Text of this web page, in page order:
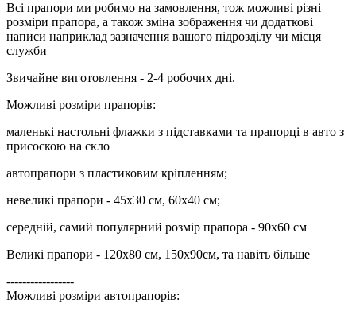
Всі прапори ми робимо на замовлення, тож можливі різні
розміри прапора, а також зміна зображення чи додаткові
написи наприклад зазначення вашого підрозділу чи місця
служби
Звичайне виготовлення - 2-4 робочих дні.
Можливі розміри прапорів:
маленькі настольні флажки з підставками та прапорці в авто з
присоскою на скло
автопрапори з пластиковим кріпленням;
невеликі прапори - 45х30 см, 60х40 см;
середній, самий популярний розмір прапора - 90х60 см
Великі прапори - 120х80 см, 150х90см, та навіть більше
-----------------
Можливі розміри автопрапорів: